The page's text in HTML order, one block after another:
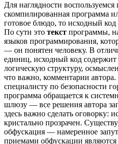
Для наглядности
скомпилированная программа
готовое блюдо, то исходный
По сути это текст программы,
языков программирования,
— он понятен человеку. В
единиц, исходный код
логическую структуру,
что важно, комментарии автора.
специалисту по безопасности
программа обращается к
шлюзу — все решения автора
здесь важно сделать оговорку:
кристально прозрачен.
обфускация — намеренное
приемами обфускации